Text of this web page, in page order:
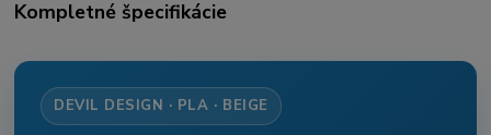
Kompletné špecifikácie
DEVIL DESIGN · PLA · BEIGE